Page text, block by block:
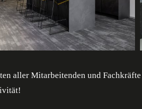
aller Mitarbeitenden und